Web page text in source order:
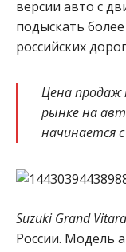
версии авто с
подыскать
российских
Цена
рынке на
начинается
Suzuki Grand
России. Модель